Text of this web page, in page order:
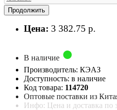
Продолжить
Цена: 3 382.75 р.
В наличие
Производитель: КЭАЗ
Доступность: в наличие
Код товара: 114720
Оптовые поставки из
Инфо: Цена и доставка по